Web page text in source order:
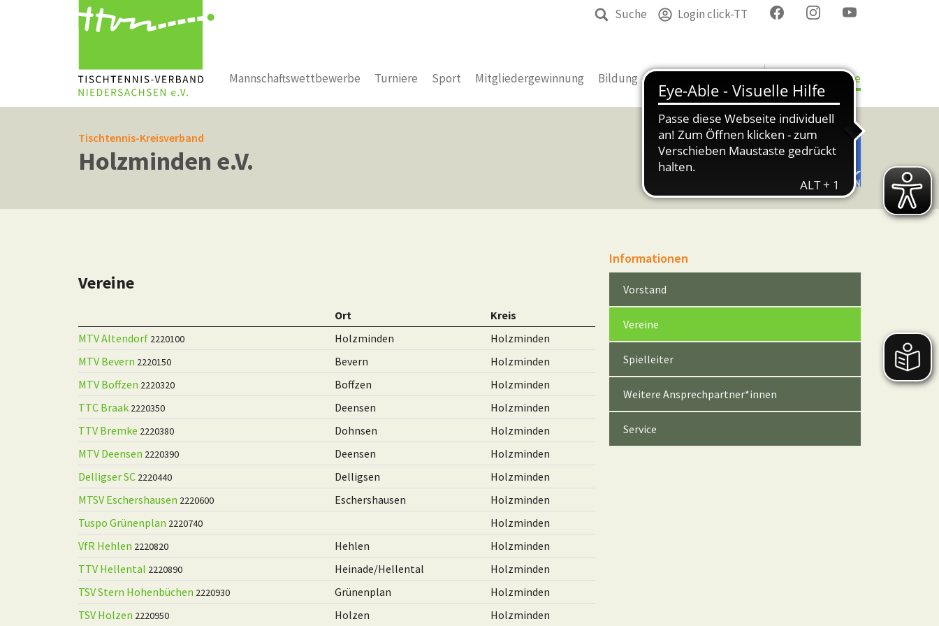
Suche Login click-TT
Mannschaftswettbewerbe Turniere Sport Mitgliedergewinnung Bildung Bezirke & Kreise
Tischtennis-Kreisverband
Holzminden e.V.
Vereine
Verein
Ort
Kreis
MTV Altendorf 2220100 Holzminden
Holzminden
MTV Bevern 2220150 Bevern
Holzminden
MTV Boffzen 2220320 Boffzen
Holzminden
TTC Braak 2220350 Deensen
Holzminden
TTV Bremke 2220380 Dohnsen
Holzminden
MTV Deensen 2220390 Deensen
Holzminden
Delligser SC 2220440 Delligsen
Holzminden
MTSV Eschershausen 2220600 Eschershausen
Holzminden
Tuspo Grünenplan 2220740
Holzminden
VfR Hehlen 2220820 Hehlen
Holzminden
TTV Hellental 2220890 Heinade/Hellental
Holzminden
TSV Stern Hohenbüchen 2220930 Grünenplan
Holzminden
TSV Holzen 2220950 Holzen
Holzminden
Informationen
Vorstand
Vereine
Spielleiter
Weitere Ansprechpartner*innen
Service